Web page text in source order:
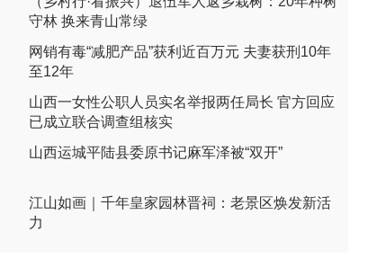
守林 换来青山常绿
网销有毒“减肥产品”获利近百万元 夫妻获刑10年
至12年
山西一女性公职人员实名举报两任局长 官方回应
已成立联合调查组核实
山西运城平陆县委原书记麻军泽被“双开”
江山如画｜千年皇家园林晋祠：老景区焕发新活
力